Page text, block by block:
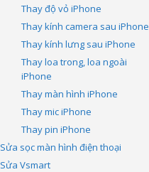
Thay độ vỏ iPhone
Thay kính camera sau iPhone
Thay kính lưng sau iPhone
Thay loa trong, loa ngoài
iPhone
Thay màn hình iPhone
Thay mic iPhone
Thay pin iPhone
Sửa sọc màn hình điện thoại
Sửa Vsmart